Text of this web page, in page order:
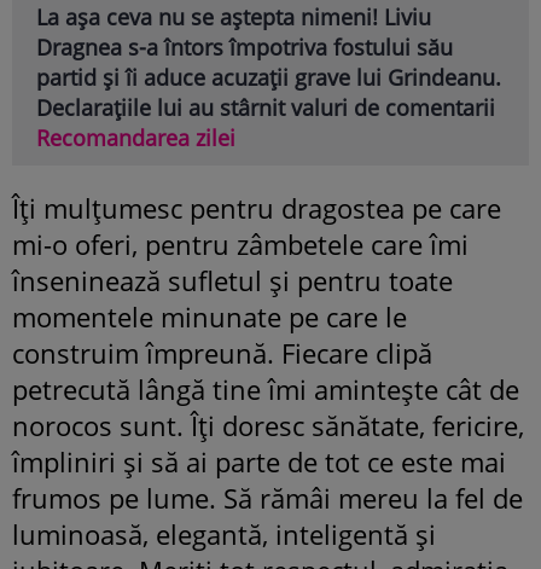
La așa ceva nu se aștepta nimeni! Liviu
Dragnea s-a întors împotriva fostului său
partid și îi aduce acuzații grave lui Grindeanu.
Declarațiile lui au stârnit valuri de comentarii
Recomandarea zilei
Îți mulțumesc pentru dragostea pe care
mi-o oferi, pentru zâmbetele care îmi
înseninează sufletul și pentru toate
momentele minunate pe care le
construim împreună. Fiecare clipă
petrecută lângă tine îmi amintește cât de
norocos sunt. Îți doresc sănătate, fericire,
împliniri și să ai parte de tot ce este mai
frumos pe lume. Să rămâi mereu la fel de
luminoasă, elegantă, inteligentă și